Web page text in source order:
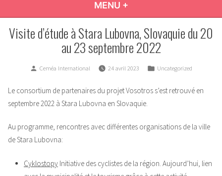
MENU +
Visite d’étude à Stara Lubovna, Slovaquie du 20
au 23 septembre 2022
Posted
Ceméa International 24 avril 2023
Posted
Uncategorized
Le consortium de partenaires du projet Vosotros s’est retrouvé en
septembre 2022 à Stara Lubovna en Slovaquie.
Au programme, rencontres avec différentes organisations de la ville
de Stara Lubovna:
Cyklostopy Initiative des cyclistes de la région. Aujourd’hui, lien